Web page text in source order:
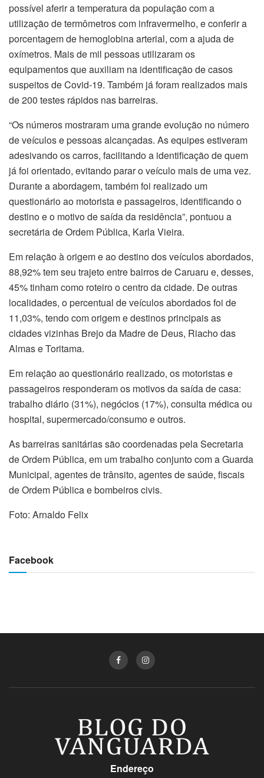
possível aferir a temperatura da população com a
utilização de termômetros com infravermelho, e conferir a
porcentagem de hemoglobina arterial, com a ajuda de
oxímetros. Mais de mil pessoas utilizaram os
equipamentos que auxiliam na identificação de casos
suspeitos de Covid-19. Também já foram realizados mais
de 200 testes rápidos nas barreiras.
“Os números mostraram uma grande evolução no número
de veículos e pessoas alcançadas. As equipes estiveram
adesivando os carros, facilitando a identificação de quem
já foi orientado, evitando parar o veículo mais de uma vez.
Durante a abordagem, também foi realizado um
questionário ao motorista e passageiros, identificando o
destino e o motivo de saída da residência”, pontuou a
secretária de Ordem Pública, Karla Vieira.
Em relação à origem e ao destino dos veículos abordados,
88,92% tem seu trajeto entre bairros de Caruaru e, desses,
45% tinham como roteiro o centro da cidade. De outras
localidades, o percentual de veículos abordados foi de
11,03%, tendo com origem e destinos principais as
cidades vizinhas Brejo da Madre de Deus, Riacho das
Almas e Toritama.
Em relação ao questionário realizado, os motoristas e
passageiros responderam os motivos da saída de casa:
trabalho diário (31%), negócios (17%), consulta médica ou
hospital, supermercado/consumo e outros.
As barreiras sanitárias são coordenadas pela Secretaria
de Ordem Pública, em um trabalho conjunto com a Guarda
Municipal, agentes de trânsito, agentes de saúde, fiscais
de Ordem Pública e bombeiros civis.
Foto: Arnaldo Felix
Facebook
Endereço